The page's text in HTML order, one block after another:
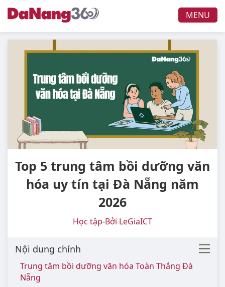
MENU
Top 5 trung tâm bồi dưỡng văn
hóa uy tín tại Đà Nẵng năm
2026
Học tập-Bởi LeGiaICT
Nội dung chính
Trung tâm bồi dưỡng văn hóa Toàn Thắng Đà
Nẵng